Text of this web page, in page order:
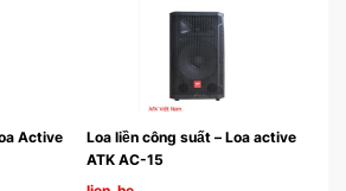
Active
Loa liền công suất – Loa active
ATK AC-15